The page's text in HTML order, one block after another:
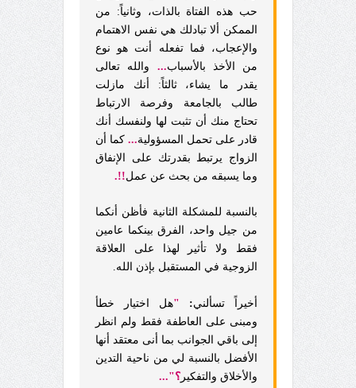
حب هذه الفتاة بالذات، وثانياً: من
الممكن ألا تبادلك هي نفس الاهتمام
والإعجاب، فما تفعله أنت هو نوع
من الأخذ بالأسباب... والله تعالى
يقدر ما يشاء، ثالثاً: أنك مازلت
طالب بالجامعة وفرصة الارتباط
تحتاج منك أن تثبت لها ولنفسك أنك
قادر على تحمل المسؤولية... كما أن
الزواج يرتبط بقدرتك على الإنفاق
وما يسبقه من بحث عن عمل!!.
بالنسبة للمشكلة الثانية فأظن أنكما
من جيل واحد، الفرق بينكما عامين
فقط ولا تأثير لهذا على العلاقة
الزوجية في المستقبل بإذن الله.
أخيراً تسألني:
"هل اختيار خطأ
ومبنى على العاطفة فقط ولم انظر
إلى باقي الجوانب بما أنى معتقد أنها
الأفضل بالنسبة لي من ناحية التدين
والأخلاق والتفكير ؟"...